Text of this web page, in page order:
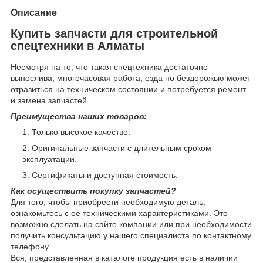
Описание
Купить запчасти для строительной
спецтехники в Алматы
Несмотря на то, что такая спецтехника достаточно
вынослива, многочасовая работа, езда по бездорожью может
отразиться на техническом состоянии и потребуется ремонт
и замена запчастей.
Преимущества наших товаров:
Только высокое качество.
Оригинальные запчасти с длительным сроком
эксплуатации.
Сертификаты и доступная стоимость.
Как осуществить покупку запчастей?
Для того, чтобы приобрести необходимую деталь,
ознакомьтесь с её техническими характеристиками. Это
возможно сделать на сайте компании или при необходимости
получить консультацию у нашего специалиста по контактному
телефону.
Вся, представленная в каталоге продукция есть в наличии